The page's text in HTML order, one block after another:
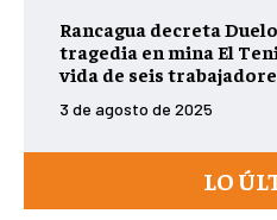
Rancagua decreta
tragedia en mina El
vida de seis
3 de agosto de 2025
LO